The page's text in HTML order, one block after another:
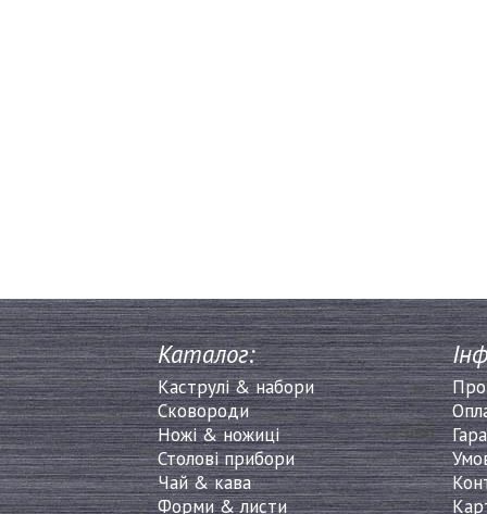
Каталог:
Каструлі & набори
Сковороди
Ножі & ножиці
Столові прибори
Чай & кава
Форми & листи